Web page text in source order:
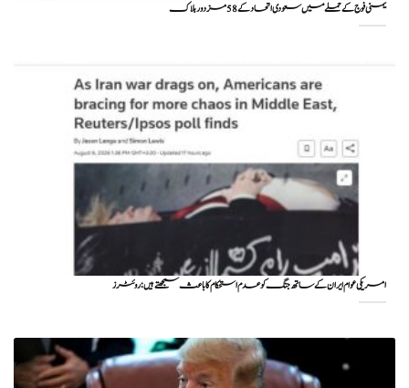
یمنی فوج کے حملے میں سعودی اتحاد کے 58 مزدور ہلاک
امریکی عوام ایران کے ساتھ جنگ کو عدم استحکام کا باعث سمجھتے ہیں: روئٹرز